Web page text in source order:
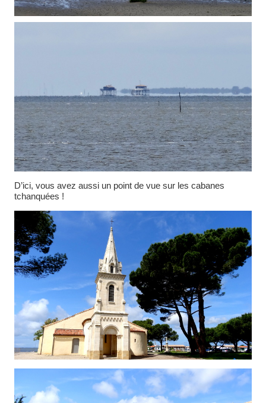
D’ici, vous avez aussi un point de vue sur les cabanes
tchanquées !